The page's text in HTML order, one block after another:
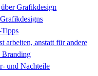
Grafikdesign
Tipps
arbeiten, anstatt für andere
Branding
und Nachteile